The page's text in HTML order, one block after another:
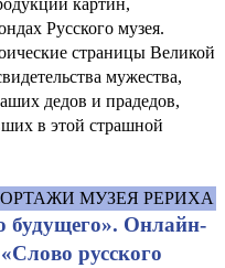
картин,
Русского музея.
страницы Великой
мужества,
дедов и прадедов,
в этой страшной
МУЗЕЯ РЕРИХА
будущего». Онлайн-
русского